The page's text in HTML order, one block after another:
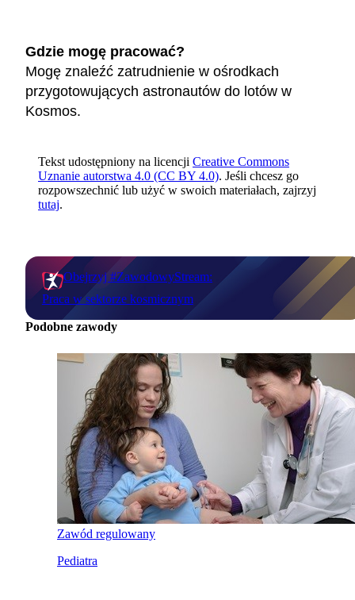
Gdzie mogę pracować?
Mogę znaleźć zatrudnienie w ośrodkach
przygotowujących astronautów do lotów w
Kosmos.
Tekst udostępniony na licencji Creative Commons
Uznanie autorstwa 4.0 (CC BY 4.0). Jeśli chcesz go
rozpowszechnić lub użyć w swoich materiałach, zajrzyj
tutaj.
Obejrzyj #ZawodowyStream:
Praca w sektorze kosmicznym
Podobne zawody
Zawód regulowany
Pediatra